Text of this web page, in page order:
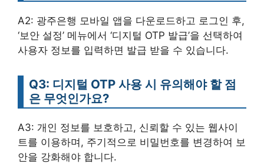
A2: 광주은행 모바일 앱을 다운로드하고 로그인 후,
‘보안 설정’ 메뉴에서 ‘디지털 OTP 발급’을 선택하여
사용자 정보를 입력하면 발급 받을 수 있습니다.
Q3: 디지털 OTP 사용 시 유의해야 할 점
은 무엇인가요?
A3: 개인 정보를 보호하고, 신뢰할 수 있는 웹사이
트를 이용하며, 주기적으로 비밀번호를 변경하여 보
안을 강화해야 합니다.